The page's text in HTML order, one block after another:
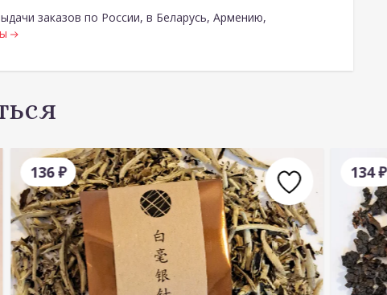
заказов по России, в Беларусь, Армению,
136₽ 134₽